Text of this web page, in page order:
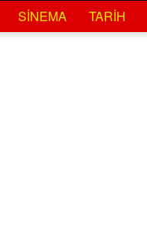
SINEMA TARIH